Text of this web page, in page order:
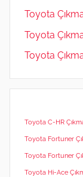
Toyota
Toyota
Toyota
Toyota C-HR
Toyota Fortuner
Toyota Fortuner
Toyota Hi-Ace